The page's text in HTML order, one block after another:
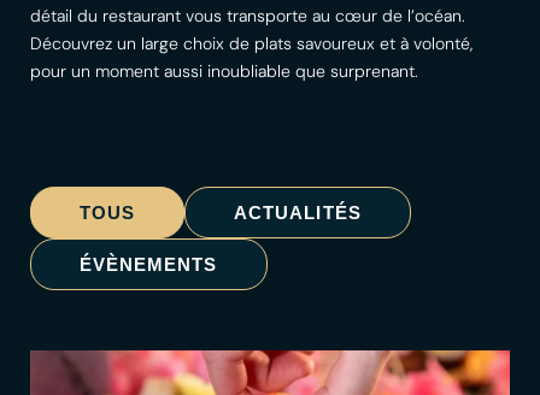
détail du restaurant vous transporte au cœur de l’océan.
Découvrez un large choix de plats savoureux et à volonté,
pour un moment aussi inoubliable que surprenant.
ACTUALITÉS
ÉVÈNEMENTS
TOUS